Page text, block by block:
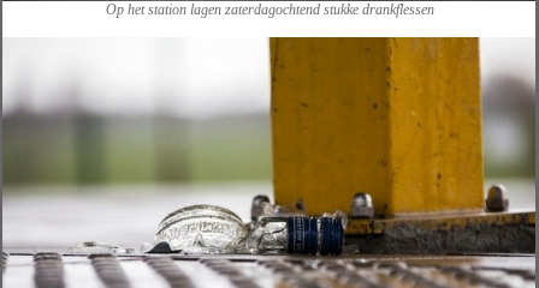
Op het station lagen zaterdagochtend stukke drankflessen